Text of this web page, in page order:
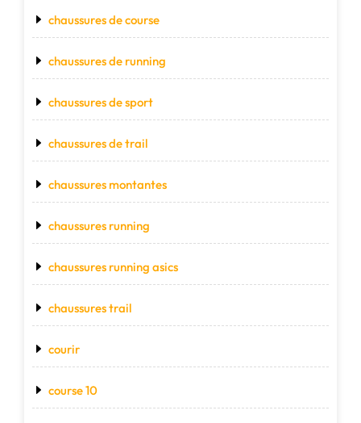
chaussures de course
chaussures de running
chaussures de sport
chaussures de trail
chaussures montantes
chaussures running
chaussures running asics
chaussures trail
courir
course 10